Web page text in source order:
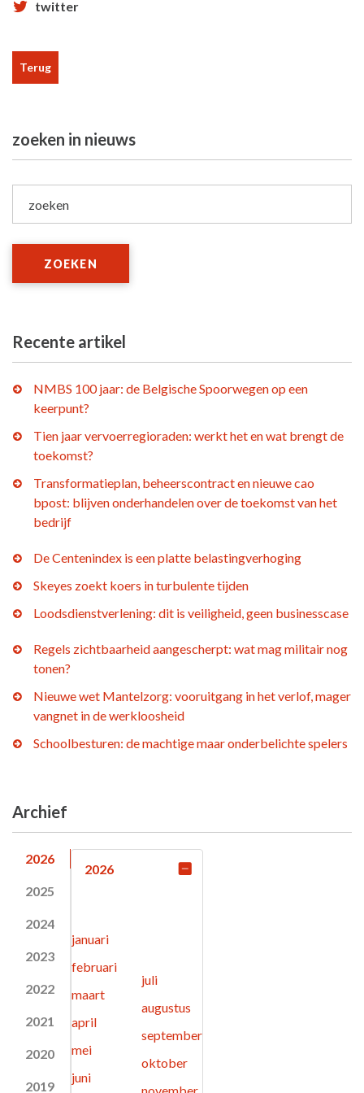
twitter
Terug
zoeken in nieuws
zoeken
ZOEKEN
Recente artikel
NMBS 100 jaar: de Belgische Spoorwegen op een
keerpunt?
Tien jaar vervoerregioraden: werkt het en wat brengt de
toekomst?
Transformatieplan, beheerscontract en nieuwe cao
bpost: blijven onderhandelen over de toekomst van het
bedrijf
De Centenindex is een platte belastingverhoging
Skeyes zoekt koers in turbulente tijden
Loodsdienstverlening: dit is veiligheid, geen businesscase
Regels zichtbaarheid aangescherpt: wat mag militair nog
tonen?
Nieuwe wet Mantelzorg: vooruitgang in het verlof, mager
vangnet in de werkloosheid
Schoolbesturen: de machtige maar onderbelichte spelers
Archief
2026
2025
2024
2023
2022
2021
2020
2019
2026
januari
februari
maart
april
mei
juni
juli
augustus
september
oktober